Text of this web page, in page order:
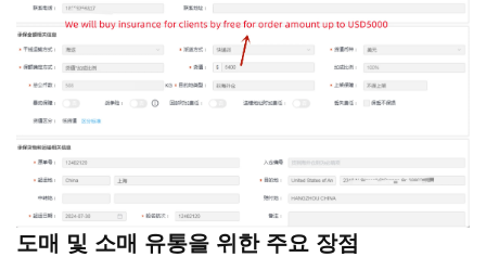
도매 및 소매 유통을 위한 주요 장점